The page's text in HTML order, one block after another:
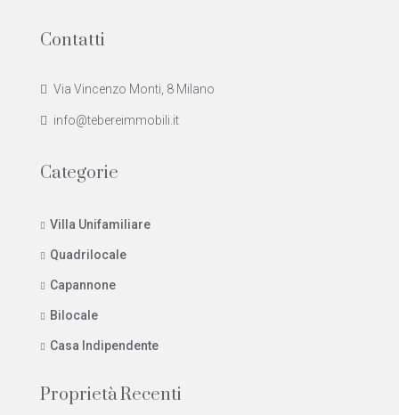
Contatti
Via Vincenzo Monti, 8 Milano
info@tebereimmobili.it
Categorie
Villa Unifamiliare
Quadrilocale
Capannone
Bilocale
Casa Indipendente
Proprietà Recenti